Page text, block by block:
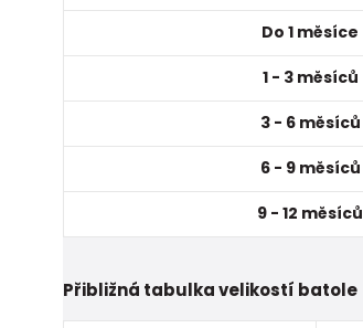
Do 1 měsíce
1 - 3 měsíců
3 - 6 měsíců
6 - 9 měsíců
9 - 12 měsíců
Přibližná tabulka velikostí batole